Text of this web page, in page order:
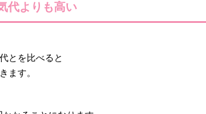
代よりも高い
とを比べると
ます。